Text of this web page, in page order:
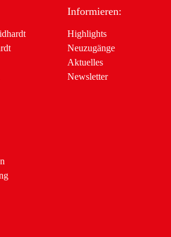
Informieren:
Highlights
Neuzugänge
Aktuelles
Newsletter